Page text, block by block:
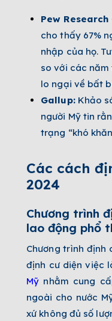
Pew
cho thấy 67%
nhập của họ.
so với các
lo ngại về bất
Gallup:Khảo
người Mỹ tin
trạng “khó
Các cách
2024
Chương trình
lao động phổ
Chương trình định
định cư diện việc
Mỹ nhằm cung
ngoài cho nước
xứ không đủ số